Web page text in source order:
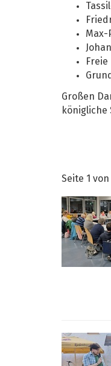
Max-
Großen
königliche
Seite 1 von